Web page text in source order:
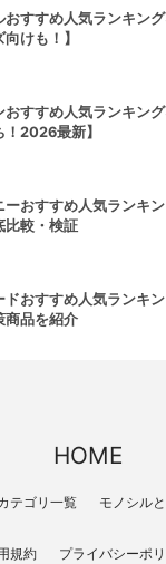
おすすめ人気ランキン
けも！】
おすすめ人気ランキン
！2026最新】
ーおすすめ人気ランキ
比較・検証
ドおすすめ人気ランキ
商品を紹介
HOME
テゴリ一覧 モノシル
規約 プライバシーポ